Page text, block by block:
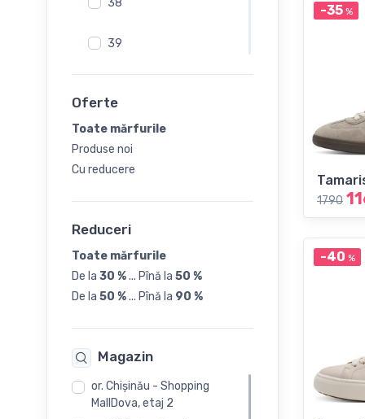
Slip-On
Sneakers
Șlapi
38
39
41
42
Oferte
Toate mărfurile
Produse noi
Cu reducere
Reduceri
Toate mărfurile
De la 30 %... Pînă la 50 %
De la 50 %... Pînă la 90 %
Magazin
or. Chişinău - Shopping
MallDova, etaj 2
-35%
1790
-40 %